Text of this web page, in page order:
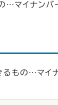
マイナンバ
もの…マイ